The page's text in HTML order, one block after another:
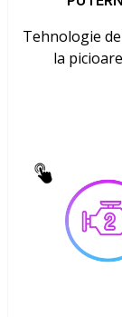
Tehnologie
la